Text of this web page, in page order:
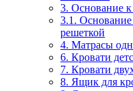
3. Основание к
3.1.
решеткой
4. Матрасы
6. Кровати
7. Кровати
8. Ящик для